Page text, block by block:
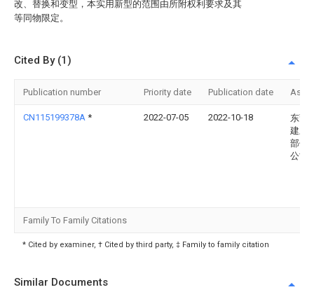
改、替换和变型，本实用新型的范围由所附权利要求及其
等同物限定。
Cited By (1)
Publication number Priority date Publication date
CN115199378A * 2022-07-05 2022-10-18
东莞
建上
部件
公司
Family To Family Citations
* Cited by examiner, † Cited by third party, ‡ Family to family citation
Similar Documents